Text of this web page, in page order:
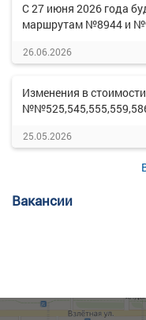
С 27 июня 2026 года
маршрутам №8944 и
26.06.2026
Изменения в
25.05.2026
Вакансии